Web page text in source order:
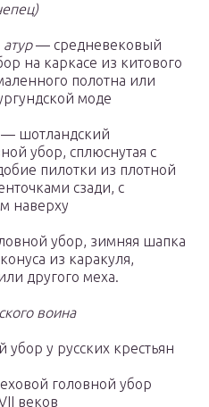
— средневековый
на каркасе из китового
полотна или
моде
шотландский
убор, сплюснутая с
пилотки из плотной
сзади, с
наверху
убор, зимняя шапка
из каракуля,
другого меха.
воина
у русских крестьян
головной убор
веков